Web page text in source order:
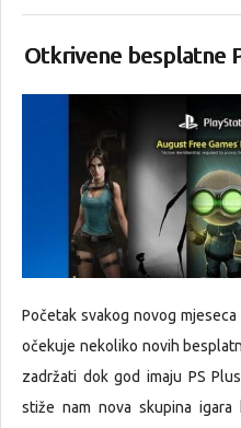
Otkrivene besplatne
Početak svakog novog
očekuje nekoliko novih
zadržati dok god imaju PS
stiže nam nova skupina